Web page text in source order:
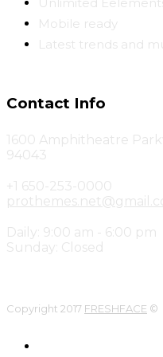
Unlimited
Mobile ready
Latest trends and
Contact Info
1600 Amphitheatre
94043
+1 650-253-0000
Daily: 9:00 am - 6:00 pm
Sunday: Closed
Copyright 2017 FRESHFACE ©